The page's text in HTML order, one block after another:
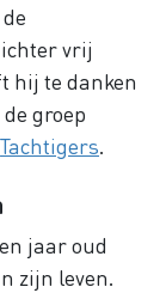
vrij
hij te danken
groep
Tachtigers
jaar oud
zijn leven.